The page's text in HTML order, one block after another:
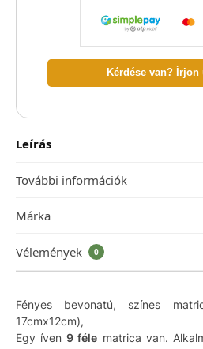
Kérdése van? Írjon
Leírás
További információk
Márka
Vélemények 0
Fényes bevonatú, színes
17cmx12cm),
Egy íven 9 féle matrica van.